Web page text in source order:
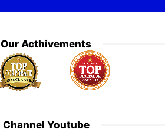
Our Acthivements
Channel Youtube